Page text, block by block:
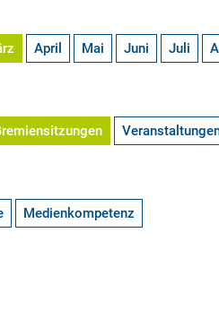
April Mai Juni Juli
Medienkompetenz